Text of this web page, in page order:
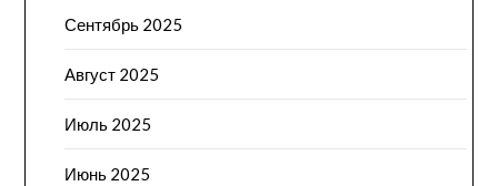
Сентябрь 2025
Август 2025
Июль 2025
Июнь 2025